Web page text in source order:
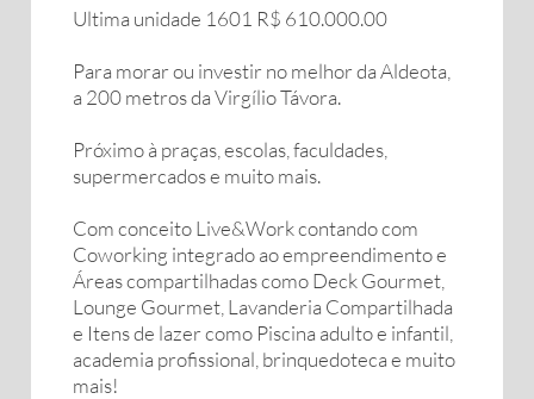
Ultima unidade 1601 R$ 610.000.00
Para morar ou investir no melhor da Aldeota,
a 200 metros da Virgílio Távora.
Próximo à praças, escolas, faculdades,
supermercados e muito mais.
Com conceito Live&Work contando com
Coworking integrado ao empreendimento e
Áreas compartilhadas como Deck Gourmet,
Lounge Gourmet, Lavanderia Compartilhada
e Itens de lazer como Piscina adulto e infantil,
academia profissional, brinquedoteca e muito
mais!